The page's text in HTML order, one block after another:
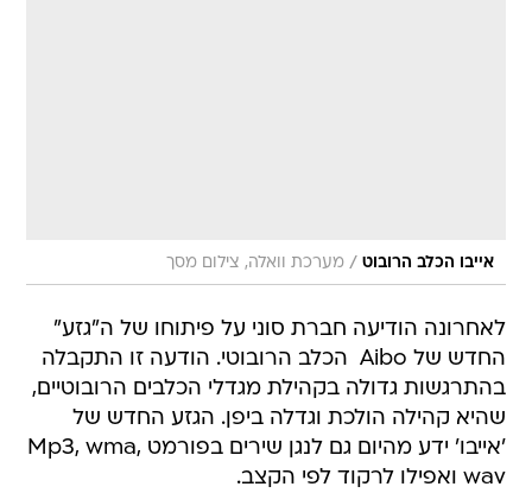
אייבו הכלב הרובוט / מערכת וואלה, צילום מסך
לאחרונה הודיעה חברת סוני על פיתוחו של ה"גזע"
החדש של Aibo  הכלב הרובוטי. הודעה זו התקבלה
בהתרגשות גדולה בקהילת מגדלי הכלבים הרובוטיים,
שהיא קהילה הולכת וגדלה ביפן. הגזע החדש של
'אייבו' ידע מהיום גם לנגן שירים בפורמט Mp3, wma,
wav ואפילו לרקוד לפי הקצב.